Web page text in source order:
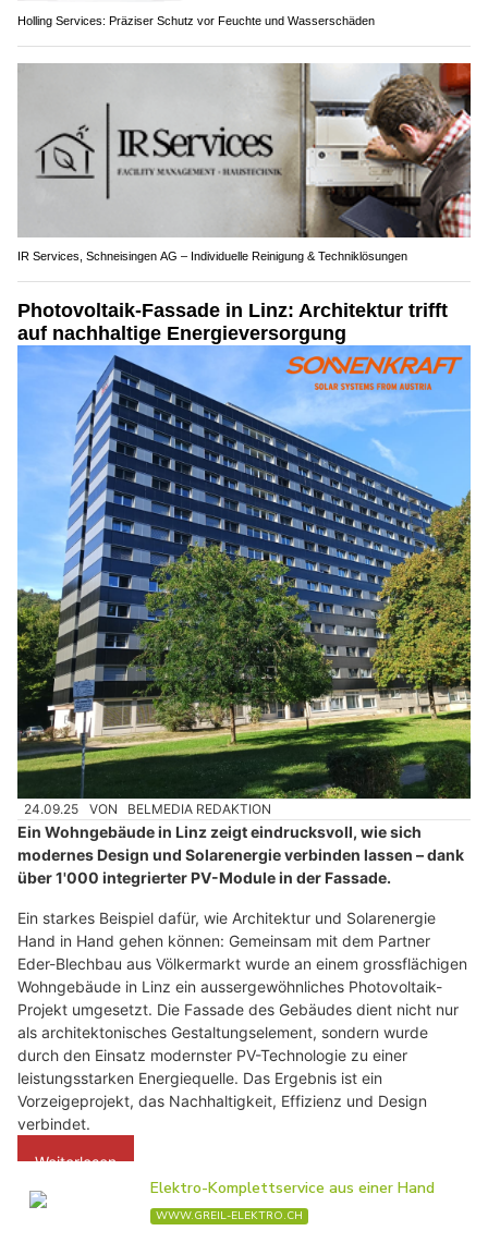
Holling Services: Präziser Schutz vor Feuchte und Wasserschäden
IR Services, Schneisingen AG – Individuelle Reinigung & Techniklösungen
Photovoltaik-Fassade in Linz: Architektur trifft
auf nachhaltige Energieversorgung
24.09.25 VON BELMEDIA REDAKTION
Ein Wohngebäude in Linz zeigt eindrucksvoll, wie sich
modernes Design und Solarenergie verbinden lassen – dank
über 1'000 integrierter PV-Module in der Fassade.
Ein starkes Beispiel dafür, wie Architektur und Solarenergie
Hand in Hand gehen können: Gemeinsam mit dem Partner
Eder-Blechbau aus Völkermarkt wurde an einem grossflächigen
Wohngebäude in Linz ein aussergewöhnliches Photovoltaik-
Projekt umgesetzt. Die Fassade des Gebäudes dient nicht nur
als architektonisches Gestaltungselement, sondern wurde
durch den Einsatz modernster PV-Technologie zu einer
leistungsstarken Energiequelle. Das Ergebnis ist ein
Vorzeigeprojekt, das Nachhaltigkeit, Effizienz und Design
verbindet.
Weiterlesen